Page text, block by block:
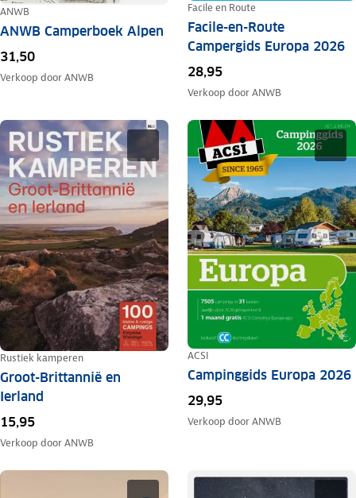
ANWB
ANWB Camperboek Alpen
31,50
Verkoop doorANWB
Facile en Route
Facile-en-Route
Campergids Europa 2026
28,95
Verkoop doorANWB
Rustiek kamperen
Groot-Brittannië en
Ierland
15,95
Verkoop doorANWB
ACSI
Campinggids Europa 2026
29,95
Verkoop doorANWB